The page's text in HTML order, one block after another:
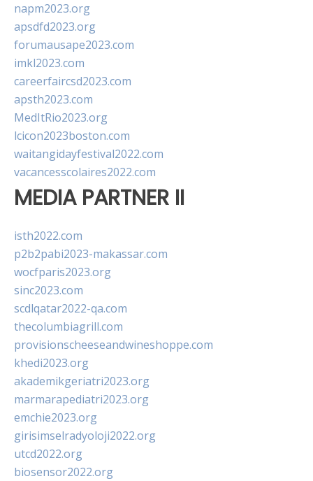
napm2023.org
apsdfd2023.org
forumausape2023.com
imkl2023.com
careerfaircsd2023.com
apsth2023.com
MedItRio2023.org
lcicon2023boston.com
waitangidayfestival2022.com
vacancesscolaires2022.com
MEDIA PARTNER II
isth2022.com
p2b2pabi2023-makassar.com
wocfparis2023.org
sinc2023.com
scdlqatar2022-qa.com
thecolumbiagrill.com
provisionscheeseandwineshoppe.com
khedi2023.org
akademikgeriatri2023.org
marmarapediatri2023.org
emchie2023.org
girisimselradyoloji2022.org
utcd2022.org
biosensor2022.org